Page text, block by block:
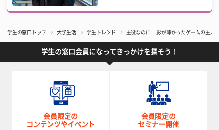
学生の窓口トップ 大学生活 学生トレンド 主役なのに！ 影が薄かったゲームの主人
学生の窓口会員になってきっかけを探そう！
会員限定の
コンテンツやイベント
会員限定の
セミナー開催